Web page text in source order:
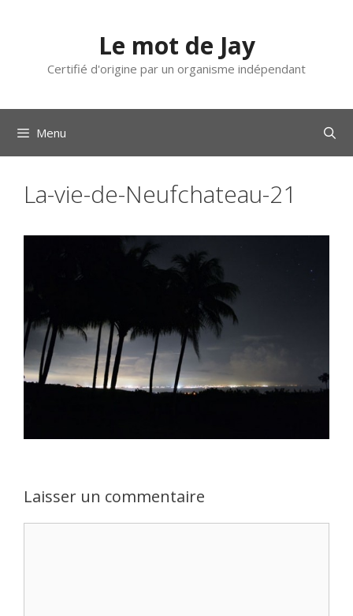
Le mot de Jay
Certifié d'origine par un organisme indépendant
Menu
La-vie-de-Neufchateau-21
Laisser un commentaire